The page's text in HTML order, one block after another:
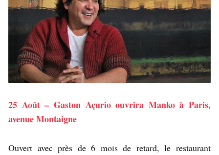
25 Août – Gaston Açurio ouvrira Manko à Paris,
avenue Montaigne
Ouvert avec près de 6 mois de retard, le restaurant